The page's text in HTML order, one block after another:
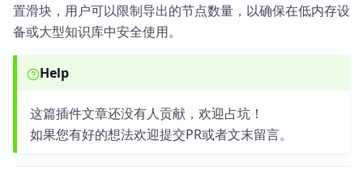
置滑块，用户可以限制导出的节点数量，以确保在低内存设
备或大型知识库中安全使用。
Help
这篇插件文章还没有人贡献，欢迎占坑！
如果您有好的想法欢迎提交PR或者文末留言。